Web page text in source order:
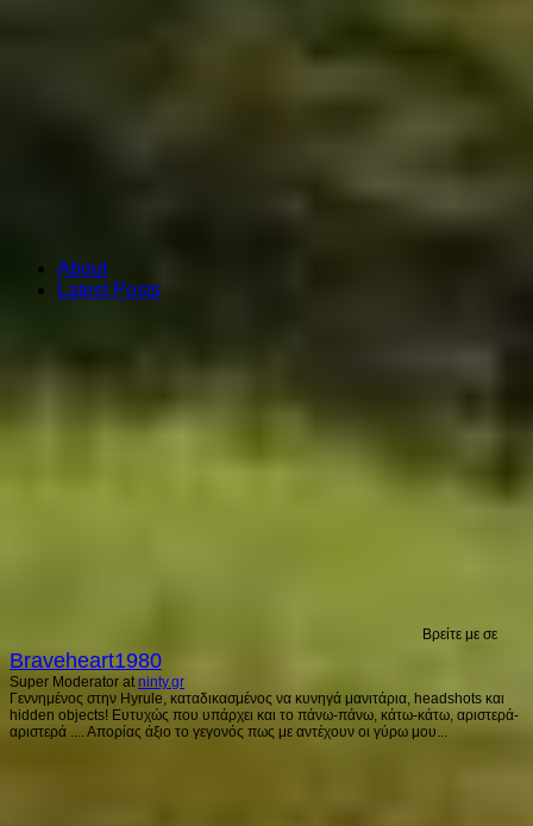
About
Latest Posts
Βρείτε με σε
Braveheart1980
Super Moderator at ninty.gr
Γεννημένος στην Hyrule, καταδικασμένος να κυνηγά μανιτάρια, headshots και
hidden objects! Ευτυχώς που υπάρχει και το πάνω-πάνω, κάτω-κάτω, αριστερά-
αριστερά .... Απορίας άξιο το γεγονός πως με αντέχουν οι γύρω μου...